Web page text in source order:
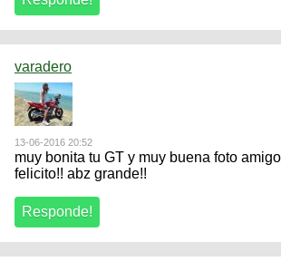
varadero
13-06-2016 20:52
muy bonita tu GT y muy buena foto
felicito!! abz grande!!